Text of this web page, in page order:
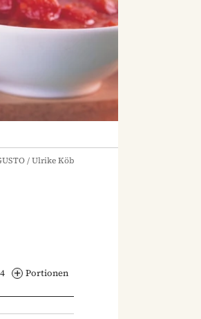
/ Ulrike Köb
4 Portionen